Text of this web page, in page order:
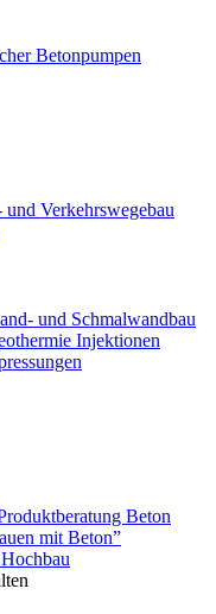
Betonpumpen
und Verkehrswegebau
und Schmalwandbau
Injektionen
Beton
mit Beton”